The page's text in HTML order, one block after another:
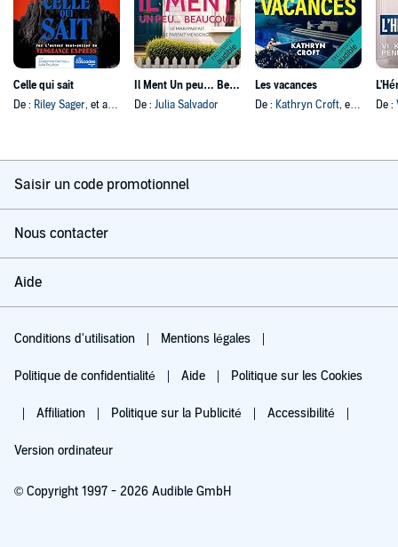
Celle qui sait
De : Riley Sager, et autres
Il Ment Un peu… Beaucoup
De : Julia Salvador
Les vacances
De : Kathryn Croft, et autres
De :
Saisir un code promotionnel
Nous contacter
Aide
Conditions d'utilisation Mentions légales
Politique de confidentialité Aide Politique sur les Cookies
Affiliation Politique sur la Publicité Accessibilité
Version ordinateur
© Copyright 1997 - 2026 Audible GmbH